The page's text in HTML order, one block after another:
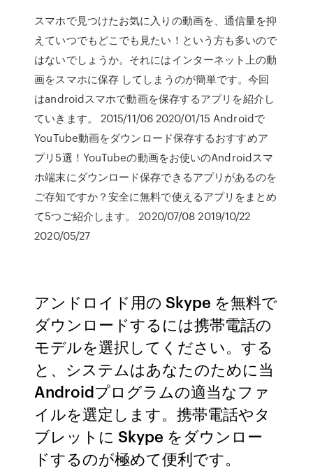
スマホで見つけたお気に入りの動画を、通信量を抑
えていつでもどこでも見たい！という方も多いので
はないでしょうか。それにはインターネット上の動
画をスマホに保存 してしまうのが簡単です。今回
はandroidスマホで動画を保存するアプリを紹介し
ていきます。 2015/11/06 2020/01/15 Androidで
YouTube動画をダウンロード保存するおすすめア
プリ5選！YouTubeの動画をお使いのAndroidスマ
ホ端末にダウンロード保存できるアプリがあるのを
ご存知ですか？安全に無料で使えるアプリをまとめ
て5つご紹介します。 2020/07/08 2019/10/22
2020/05/27
アンドロイド用の Skype を無料で
ダウンロードするには携帯電話の
モデルを選択してください。する
と、システムはあなたのために当
Androidプログラムの適当なファ
イルを選定します。携帯電話やタ
ブレットに Skype をダウンロー
ドするのが極めて便利です。